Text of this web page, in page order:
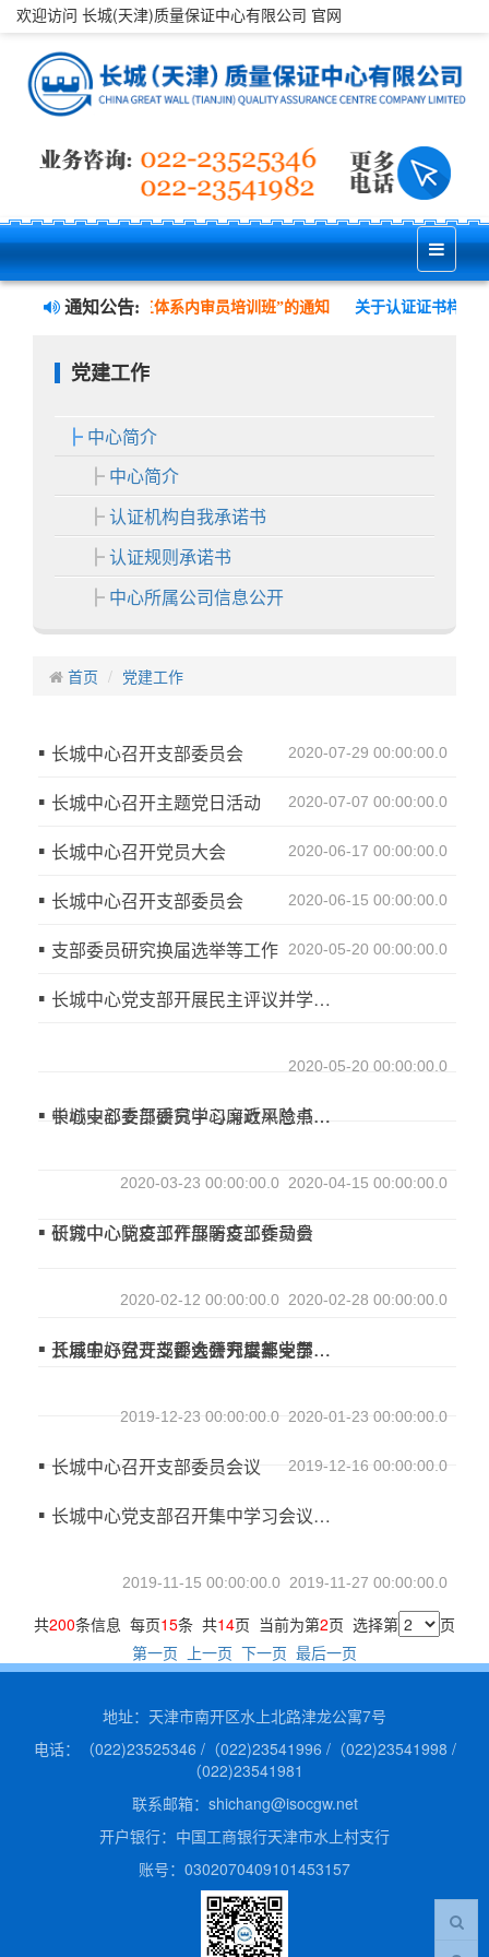
欢迎访问 长城(天津)质量保证中心有限公司 官网
通知公告:
职业健康安全管理三体系内审员培训班”的通知 关于认证证书样式
党建工作
中心简介
中心简介
认证机构自我承诺书
认证规则承诺书
中心所属公司信息公开
各分中心
中心业务
非认证业务
证书展示
中心活动
通知公告
认证动态
招聘启事
非认证业务法律法规
信息公开
财务信息
专题栏目
联系我们
首页 党建工作
长城中心召开支部委员会 2020-07-29 00:00:00.0
长城中心召开主题党日活动 2020-07-07 00:00:00.0
长城中心召开党员大会 2020-06-17 00:00:00.0
长城中心召开支部委员会 2020-06-15 00:00:00.0
支部委员研究换届选举等工作 2020-05-20 00:00:00.0
长城中心党支部开展民主评议并学习习近平总书记讲话
2020-05-20 00:00:00.0
中心支部委员研究中心廉政风险点等事项
2020-04-15 00:00:00.0
长城中心支部委员学习习近平总书记“不忘初心、牢记使命”主题教育总结会讲话及部署支部工作
2020-03-23 00:00:00.0
研究中心防疫工作部署支部委员会
2020-02-28 00:00:00.0
长城中心党支部开展防疫工作动员
2020-02-12 00:00:00.0
开展五好党支部评选并开展集中学
2020-01-23 00:00:00.0
长城中心召开支部大会为支部党员过政治生日
2019-12-23 00:00:00.0
长城中心召开支委会研究增补支部委员等事项
2019-12-16 00:00:00.0
长城中心党支部召开集中学习会议学习十九届四中全会精神
2019-11-27 00:00:00.0
长城中心召开支部委员会议
2019-11-15 00:00:00.0
共200条信息 每页15条 共14页 当前为第2页 选择第
页
第一页
上一页 下一页 最后一页
地址：天津市南开区水上北路津龙公寓7号
电话：（022)23525346 /（022)23541996 /（022)23541998 /
（022)23541981
联系邮箱：shichang@isocgw.net
开户银行：中国工商银行天津市水上村支行
账号：0302070409101453157